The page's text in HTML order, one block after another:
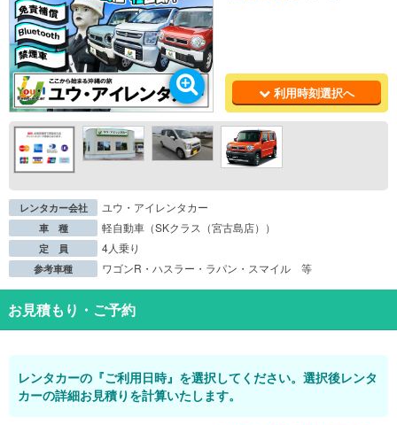
利用時刻選択へ
レンタカー会社 ユウ・アイレンタカー
車 種 軽自動車（SKクラス（宮古島店））
定 員 4人乗り
参考車種 ワゴンR・ハスラー・ラパン・スマイル 等
お見積もり・ご予約
レンタカーの『ご利用日時』を選択してください。選択後レンタ
カーの詳細お見積りを計算いたします。